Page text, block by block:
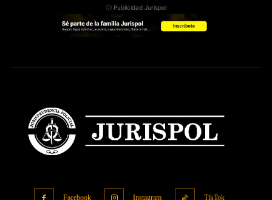
ⓘ Publicidad Jurispol
Facebook Instagram TikTok